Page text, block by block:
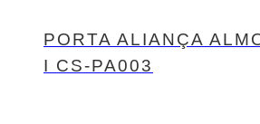
PORTA ALIANÇA
I CS-PA003